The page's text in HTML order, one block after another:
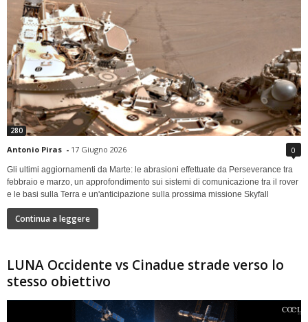
280
Antonio Piras - 17 Giugno 2026 0
Gli ultimi aggiornamenti da Marte: le abrasioni effettuate da Perseverance tra
febbraio e marzo, un approfondimento sui sistemi di comunicazione tra il rover
e le basi sulla Terra e un'anticipazione sulla prossima missione Skyfall
Continua a leggere
LUNA Occidente vs Cinadue strade verso lo
stesso obiettivo